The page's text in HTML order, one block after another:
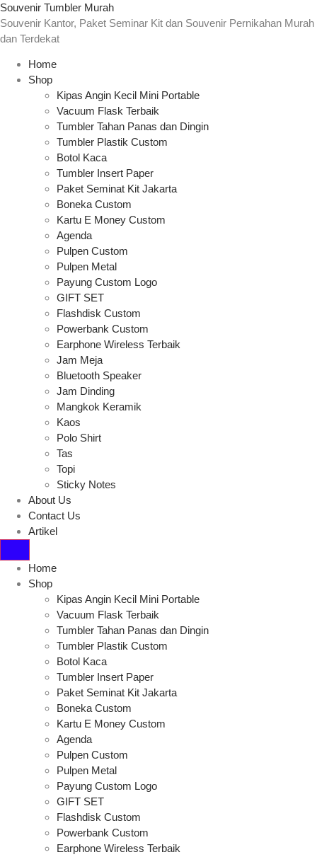
Souvenir Tumbler Murah
Souvenir Kantor, Paket Seminar Kit dan Souvenir Pernikahan Murah
dan Terdekat
Home
Shop
Kipas Angin Kecil Mini Portable
Vacuum Flask Terbaik
Tumbler Tahan Panas dan Dingin
Tumbler Plastik Custom
Botol Kaca
Tumbler Insert Paper
Paket Seminat Kit Jakarta
Boneka Custom
Kartu E Money Custom
Agenda
Pulpen Custom
Pulpen Metal
Payung Custom Logo
GIFT SET
Flashdisk Custom
Powerbank Custom
Earphone Wireless Terbaik
Jam Meja
Bluetooth Speaker
Jam Dinding
Mangkok Keramik
Kaos
Polo Shirt
Tas
Topi
Sticky Notes
About Us
Contact Us
Artikel
Home
Shop
Kipas Angin Kecil Mini Portable
Vacuum Flask Terbaik
Tumbler Tahan Panas dan Dingin
Tumbler Plastik Custom
Botol Kaca
Tumbler Insert Paper
Paket Seminat Kit Jakarta
Boneka Custom
Kartu E Money Custom
Agenda
Pulpen Custom
Pulpen Metal
Payung Custom Logo
GIFT SET
Flashdisk Custom
Powerbank Custom
Earphone Wireless Terbaik